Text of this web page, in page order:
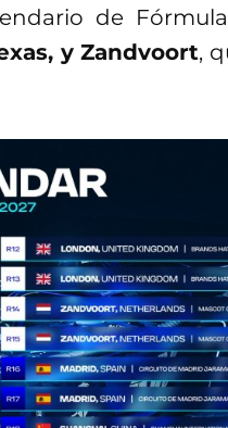
de
y Zandvoort,